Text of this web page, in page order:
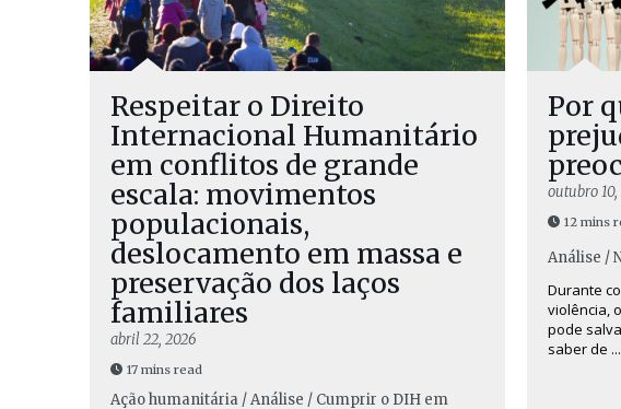
Respeitar o Direito
Internacional Humanitário
em conflitos de grande
escala: movimentos
populacionais,
deslocamento em massa e
preservação dos laços
familiares
abril 22, 2026
17 mins read
Ação humanitária / Análise / Cumprir o DIH em
Por
outubro 10,
12 mins
Análise /
Durante
violência,
pode
saber de ...